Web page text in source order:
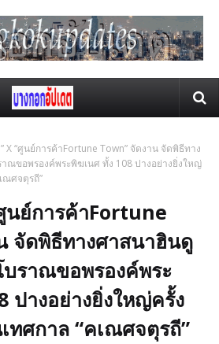
X “ศูนย์การค้าFortune Town” จัดงาน จัดพิธีทาง
ขอพรองค์พระพิฆเนศ ทั้ง 108 ปางอย่างยิ่งใหญ่
ณศจตุรถี”
นย์การค้าFortune
จัดพิธีทางศาสนาฮินดู
ราณขอพรองค์พระ
ปางอย่างยิ่งใหญ่ครั้ง
ทศกาล “คเณศจตุรถี”